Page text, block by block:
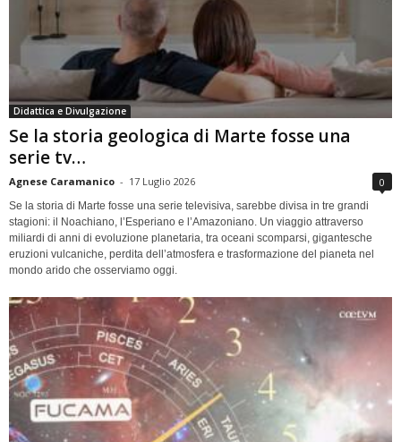
Didattica e Divulgazione
Se la storia geologica di Marte fosse una
serie tv…
Agnese Caramanico - 17 Luglio 2026 0
Se la storia di Marte fosse una serie televisiva, sarebbe divisa in tre grandi
stagioni: il Noachiano, l’Esperiano e l’Amazoniano. Un viaggio attraverso
miliardi di anni di evoluzione planetaria, tra oceani scomparsi, gigantesche
eruzioni vulcaniche, perdita dell’atmosfera e trasformazione del pianeta nel
mondo arido che osserviamo oggi.